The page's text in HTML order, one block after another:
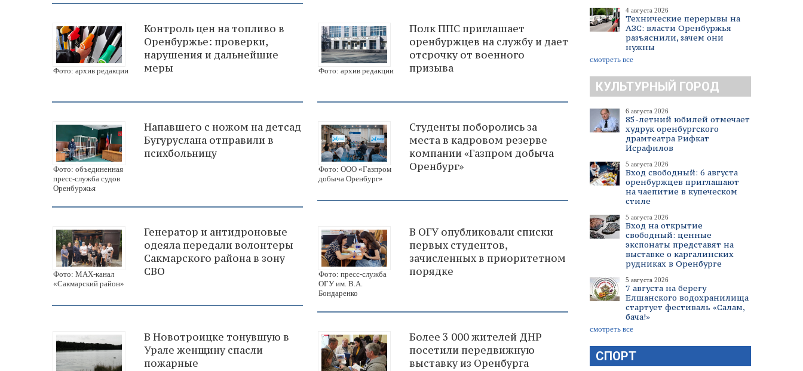
4 августа 2026
Технические перерывы на
АЗС: власти Оренбуржья
разъяснили, зачем они
нужны
смотреть все
КУЛЬТУРНЫЙ ГОРОД
6 августа 2026
85-летний юбилей отмечает
худрук оренбургского
драмтеатра Рифкат
Исрафилов
5 августа 2026
Вход свободный: 6 августа
оренбуржцев приглашают
на чаепитие в купеческом
стиле
5 августа 2026
Вход на открытие
свободный: ценные
экспонаты представят на
выставке о каргалинских
рудниках в Оренбурге
5 августа 2026
7 августа на берегу
Елшанского водохранилища
стартует фестиваль «Салам,
бача!»
смотреть все
СПОРТ
Фото: архив редакции
Контроль цен на топливо в
Оренбуржье: проверки,
нарушения и дальнейшие
меры
Фото: архив редакции
Полк ППС приглашает
оренбуржцев на службу и дает
отсрочку от военного
призыва
Фото: объединенная
пресс-служба судов
Оренбуржья
Напавшего с ножом на детсад
Бугуруслана отправили в
психбольницу
Фото: ООО «Газпром
добыча Оренбург»
Студенты поборолись за
места в кадровом резерве
компании «Газпром добыча
Оренбург»
Фото: МАХ-канал
«Сакмарский район»
Генератор и антидроновые
одеяла передали волонтеры
Сакмарского района в зону
СВО
Фото: пресс-служба
ОГУ им. В.А.
Бондаренко
В ОГУ опубликовали списки
первых студентов,
зачисленных в приоритетном
порядке
В Новотроицке тонувшую в
Урале женщину спасли
пожарные
Более 3 000 жителей ДНР
посетили передвижную
выставку из Оренбурга